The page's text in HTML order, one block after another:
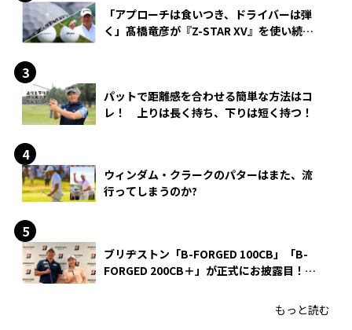
「アプローチは食いつき、ドライバーは弾
く」髙橋竜彦が『Z-STAR XV』を使い続け
パットで距離感を合わせる簡単な方法はコ
レ！ 上りは長く持ち、下りは短く持つ！
ウィンダム・クラークのパターはまた、流
行ってしまうのか?
ブリヂストン「B-FORGED 100CB」「B-
FORGED 200CB＋」が正式にお披露目！
もっと読む